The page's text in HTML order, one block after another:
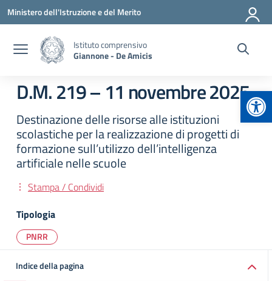
Vai ai contenuti
Vai al menu di navigazione
Vai al footer
Ministero dell'Istruzione e del Merito
Istituto comprensivo
Giannone - De Amicis
D.M. 219 – 11 novembre 2025
Destinazione delle risorse alle istituzioni
scolastiche per la realizzazione di progetti di
formazione sull’utilizzo dell’intelligenza
artificiale nelle scuole
Stampa / Condividi
Tipologia
PNRR
Indice della pagina